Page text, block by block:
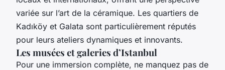
variée sur l’art de la céramique. Les quartiers de
Kadıköy et Galata sont particulièrement réputés
pour leurs ateliers dynamiques et innovants.
Les musées et galeries d’Istanbul
Pour une immersion complète, ne manquez pas de